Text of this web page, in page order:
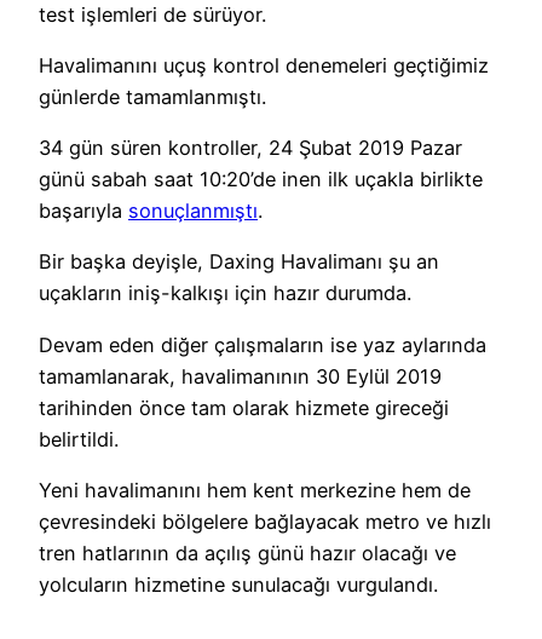
test işlemleri de sürüyor.
Havalimanını uçuş kontrol denemeleri geçtiğimiz
günlerde tamamlanmıştı.
34 gün süren kontroller, 24 Şubat 2019 Pazar
günü sabah saat 10:20’de inen ilk uçakla birlikte
başarıyla sonuçlanmıştı.
Bir başka deyişle, Daxing Havalimanı şu an
uçakların iniş-kalkışı için hazır durumda.
Devam eden diğer çalışmaların ise yaz aylarında
tamamlanarak, havalimanının 30 Eylül 2019
tarihinden önce tam olarak hizmete gireceği
belirtildi.
Yeni havalimanını hem kent merkezine hem de
çevresindeki bölgelere bağlayacak metro ve hızlı
tren hatlarının da açılış günü hazır olacağı ve
yolcuların hizmetine sunulacağı vurgulandı.